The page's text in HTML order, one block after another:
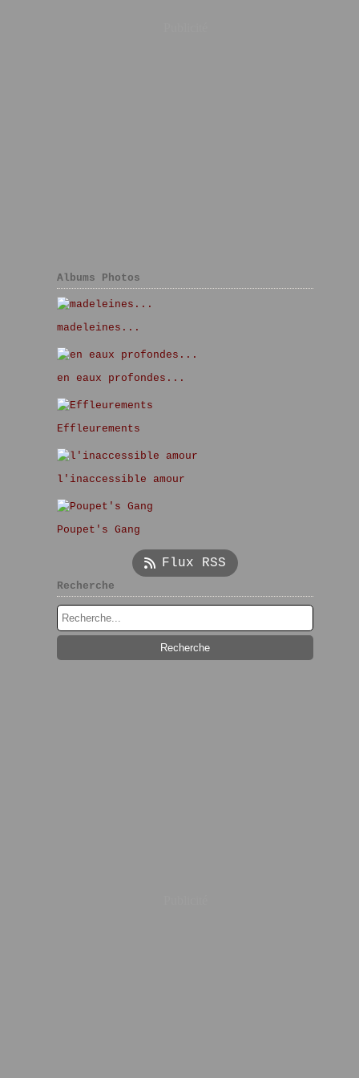
Albums Photos
madeleines...
en eaux profondes...
Effleurements
l'inaccessible amour
Poupet's Gang
Flux RSS
Recherche